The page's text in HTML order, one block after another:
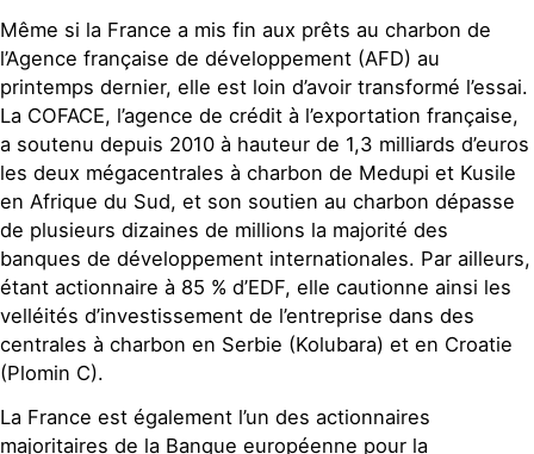
Même si la France a mis fin aux prêts au charbon de
l’Agence française de développement (AFD) au
printemps dernier, elle est loin d’avoir transformé l’essai.
La COFACE, l’agence de crédit à l’exportation française,
a soutenu depuis 2010 à hauteur de 1,3 milliards d’euros
les deux mégacentrales à charbon de Medupi et Kusile
en Afrique du Sud, et son soutien au charbon dépasse
de plusieurs dizaines de millions la majorité des
banques de développement internationales. Par ailleurs,
étant actionnaire à 85 % d’EDF, elle cautionne ainsi les
velléités d’investissement de l’entreprise dans des
centrales à charbon en Serbie (Kolubara) et en Croatie
(Plomin C).
La France est également l’un des actionnaires
majoritaires de la Banque européenne pour la